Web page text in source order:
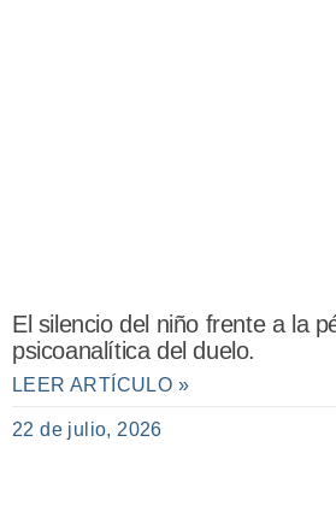
El silencio del niño frente a la
psicoanalítica del duelo.
LEER ARTÍCULO »
22 de julio, 2026